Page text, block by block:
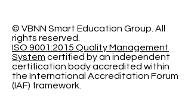
© VBNN Smart Education Group. All
rights reserved.
ISO 9001:2015 Quality Management
System certified by an independent
certification body accredited within
the International Accreditation Forum
(IAF) framework.